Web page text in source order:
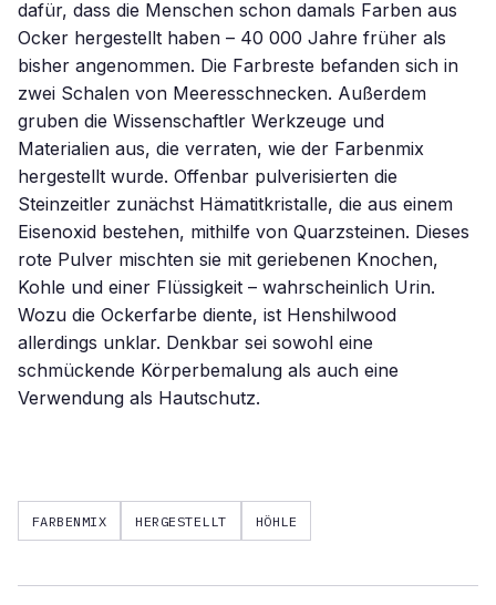
dafür, dass die Menschen schon damals Farben aus
Ocker hergestellt haben – 40 000 Jahre früher als
bisher angenommen. Die Farbreste befanden sich in
zwei Schalen von Meeresschnecken. Außerdem
gruben die Wissenschaftler Werkzeuge und
Materialien aus, die verraten, wie der Farbenmix
hergestellt wurde. Offenbar pulverisierten die
Steinzeitler zunächst Hämatitkristalle, die aus einem
Eisenoxid bestehen, mithilfe von Quarzsteinen. Dieses
rote Pulver mischten sie mit geriebenen Knochen,
Kohle und einer Flüssigkeit – wahrscheinlich Urin.
Wozu die Ockerfarbe diente, ist Henshilwood
allerdings unklar. Denkbar sei sowohl eine
schmückende Körperbemalung als auch eine
Verwendung als Hautschutz.
FARBENMIX HERGESTELLT HÖHLE